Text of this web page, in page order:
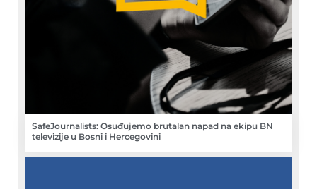
SafeJournalists: Osuđujemo brutalan napad na ekipu BN
televizije u Bosni i Hercegovini